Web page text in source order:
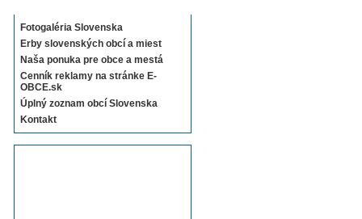
Fotogaléria Slovenska
Erby slovenských obcí a miest
Naša ponuka pre obce a mestá
Cenník reklamy na stránke E-
OBCE.sk
Úplný zoznam obcí Slovenska
Kontakt